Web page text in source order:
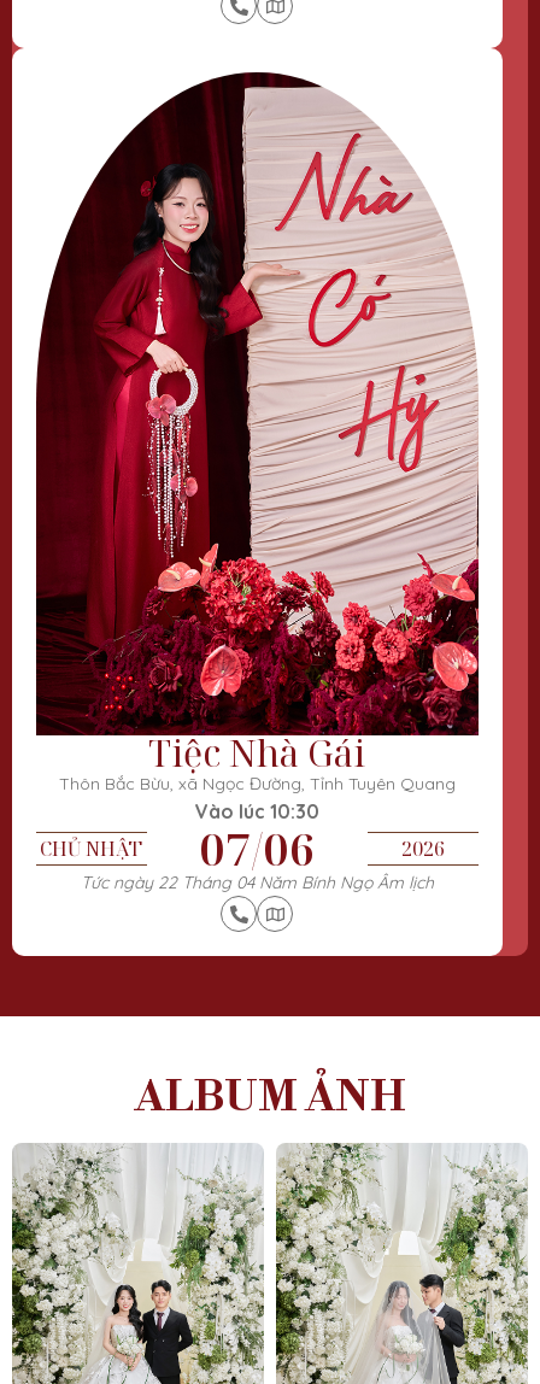
Tiệc Nhà Gái
Thôn Bắc Bừu, xã Ngọc Đường, Tỉnh Tuyên Quang
Vào lúc 10:30
CHỦ NHẬT 07/06 2026
Tức ngày 22 Tháng 04 Năm Bính Ngọ Âm lịch
ALBUM ẢNH